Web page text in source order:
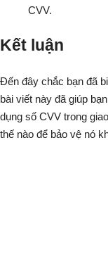
CVV.
Kết luận
Đến đây chắc bạn đã
bài viết này đã giúp
dụng số CVV trong
thế nào để bảo vệ nó